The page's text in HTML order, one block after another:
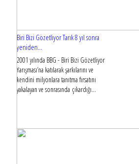
Biri Bizi Gözetliyor Tarık 8 yıl sonra
yeniden...
2001 yılında BBG - Biri Bizi Gözetliyor
Yarışması’na katılarak şarkılarını ve
kendini milyonlara tanıtma fırsatını
yakalayan ve sonrasında çıkardığı...